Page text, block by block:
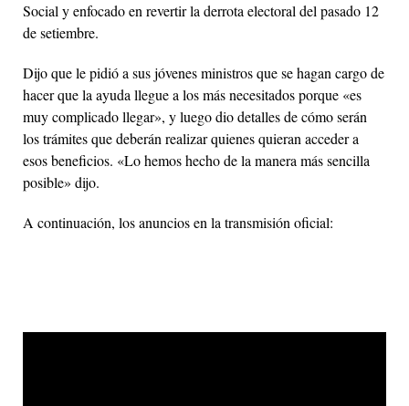
Social y enfocado en revertir la derrota electoral del pasado 12
de setiembre.
Dijo que le pidió a sus jóvenes ministros que se hagan cargo de
hacer que la ayuda llegue a los más necesitados porque «es
muy complicado llegar», y luego dio detalles de cómo serán
los trámites que deberán realizar quienes quieran acceder a
esos beneficios. «Lo hemos hecho de la manera más sencilla
posible» dijo.
A continuación, los anuncios en la transmisión oficial: